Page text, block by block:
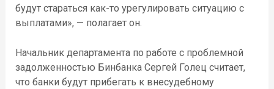
будут стараться как-то урегулировать ситуацию с
выплатами», — полагает он.
Начальник департамента по работе с проблемной
задолженностью Бинбанка Сергей Голец считает,
что банки будут прибегать к внесудебному